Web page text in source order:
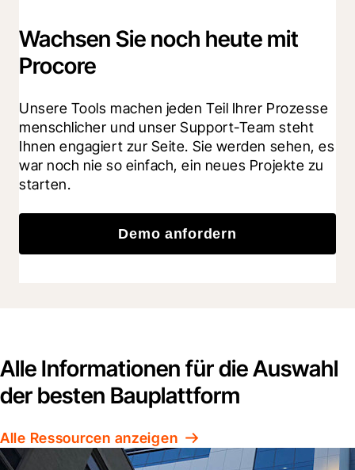
Wachsen Sie noch heute mit
Procore
Unsere Tools machen jeden Teil Ihrer Prozesse
menschlicher und unser Support-Team steht
Ihnen engagiert zur Seite. Sie werden sehen, es
war noch nie so einfach, ein neues Projekte zu
starten.
Demo anfordern
Alle Informationen für die Auswahl
der besten Bauplattform
Alle Ressourcen anzeigen